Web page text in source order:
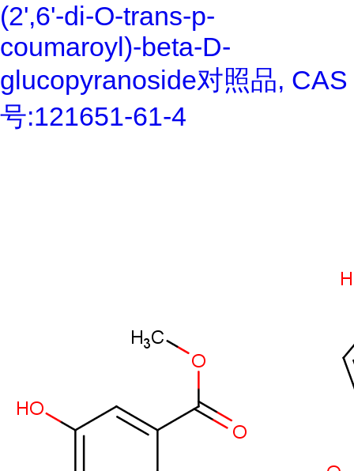
(2',6'-di-O-trans-p-
coumaroyl)-beta-D-
glucopyranoside对照品, CAS
号:121651-61-4